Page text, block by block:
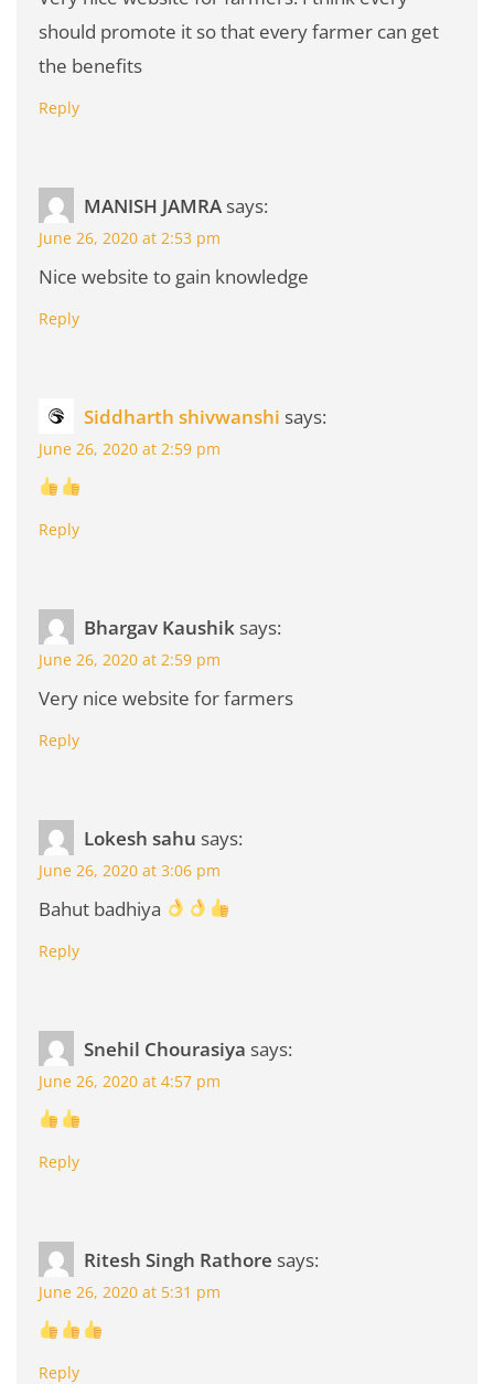
should promote it so that every farmer can get
the benefits
Reply
MANISH JAMRA says:
June 26, 2020 at 2:53 pm
Nice website to gain knowledge
Reply
Siddharth shivwanshi says:
June 26, 2020 at 2:59 pm
Reply
Bhargav Kaushik says:
June 26, 2020 at 2:59 pm
Very nice website for farmers
Reply
Lokesh sahu says:
June 26, 2020 at 3:06 pm
Bahut badhiya
Reply
Snehil Chourasiya says:
June 26, 2020 at 4:57 pm
Reply
Ritesh Singh Rathore says:
June 26, 2020 at 5:31 pm
Reply